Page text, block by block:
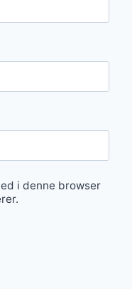
i denne browser